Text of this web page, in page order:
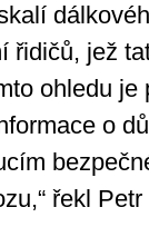
řidičů, jež
ohledu je
o
řekl